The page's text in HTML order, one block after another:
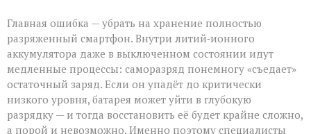
Главная ошибка — убрать на хранение полностью
разряженный смартфон. Внутри литий‑ионного
аккумулятора даже в выключенном состоянии идут
медленные процессы: саморазряд понемногу «съедает»
остаточный заряд. Если он упадёт до критически
низкого уровня, батарея может уйти в глубокую
разрядку — и тогда восстановить её будет крайне сложно,
а порой и невозможно. Именно поэтому специалисты